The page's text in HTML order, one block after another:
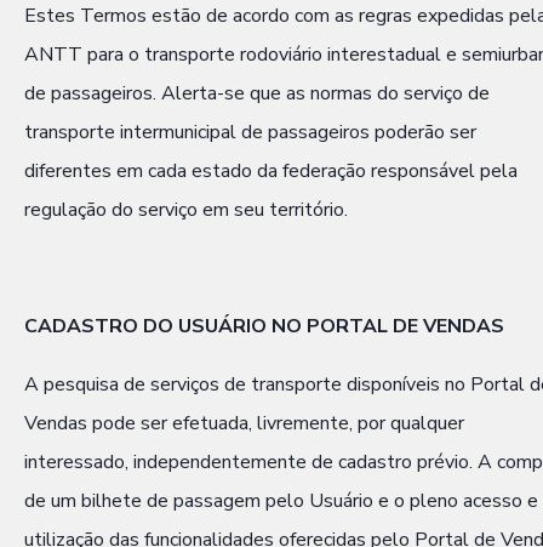
Estes Termos estão de acordo com as regras expedidas
ANTT para o transporte rodoviário interestadual e
de passageiros. Alerta-se que as normas do serviço de
transporte intermunicipal de passageiros poderão ser
diferentes em cada estado da federação responsável pela
regulação do serviço em seu território.
CADASTRO DO USUÁRIO NO PORTAL DE VENDAS
A pesquisa de serviços de transporte disponíveis no Portal
Vendas pode ser efetuada, livremente, por qualquer
interessado, independentemente de cadastro prévio. A
de um bilhete de passagem pelo Usuário e o pleno acesso e
utilização das funcionalidades oferecidas pelo Portal de